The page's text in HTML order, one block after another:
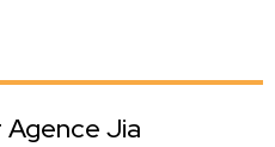
Jia